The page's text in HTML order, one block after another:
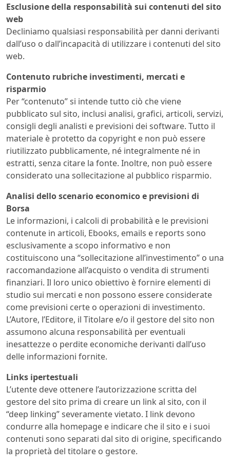
Esclusione della responsabilità sui contenuti del sito
web
Decliniamo qualsiasi responsabilità per danni derivanti
dall’uso o dall’incapacità di utilizzare i contenuti del sito
web.
Contenuto rubriche investimenti, mercati e
risparmio
Per “contenuto” si intende tutto ciò che viene
pubblicato sul sito, inclusi analisi, grafici, articoli, servizi,
consigli degli analisti e previsioni dei software. Tutto il
materiale è protetto da copyright e non può essere
riutilizzato pubblicamente, né integralmente né in
estratti, senza citare la fonte. Inoltre, non può essere
considerato una sollecitazione al pubblico risparmio.
Analisi dello scenario economico e previsioni di
Borsa
Le informazioni, i calcoli di probabilità e le previsioni
contenute in articoli, Ebooks, emails e reports sono
esclusivamente a scopo informativo e non
costituiscono una “sollecitazione all’investimento” o una
raccomandazione all’acquisto o vendita di strumenti
finanziari. Il loro unico obiettivo è fornire elementi di
studio sui mercati e non possono essere considerate
come previsioni certe o operazioni di investimento.
L’Autore, l’Editore, il Titolare e/o il gestore del sito non
assumono alcuna responsabilità per eventuali
inesattezze o perdite economiche derivanti dall’uso
delle informazioni fornite.
Links ipertestuali
L’utente deve ottenere l’autorizzazione scritta del
gestore del sito prima di creare un link al sito, con il
“deep linking” severamente vietato. I link devono
condurre alla homepage e indicare che il sito e i suoi
contenuti sono separati dal sito di origine, specificando
la proprietà del titolare o gestore.